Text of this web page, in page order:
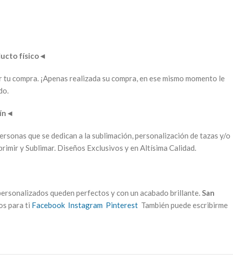
físico◄
compra. ¡Apenas realizada su compra, en ese mismo momento le
◄
que se dedican a la sublimación, personalización de tazas y/o
y Sublimar. Diseños Exclusivos y en Altísima Calidad.
queden perfectos y con un acabado brillante.San
para ti Facebook Instagram Pinterest También puede escribirme